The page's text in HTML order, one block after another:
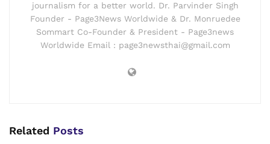
journalism for a better world. Dr. Parvinder Singh
Founder - Page3News Worldwide & Dr. Monruedee
Sommart Co-Founder & President - Page3news
Worldwide Email : page3newsthai@gmail.com
Related Posts